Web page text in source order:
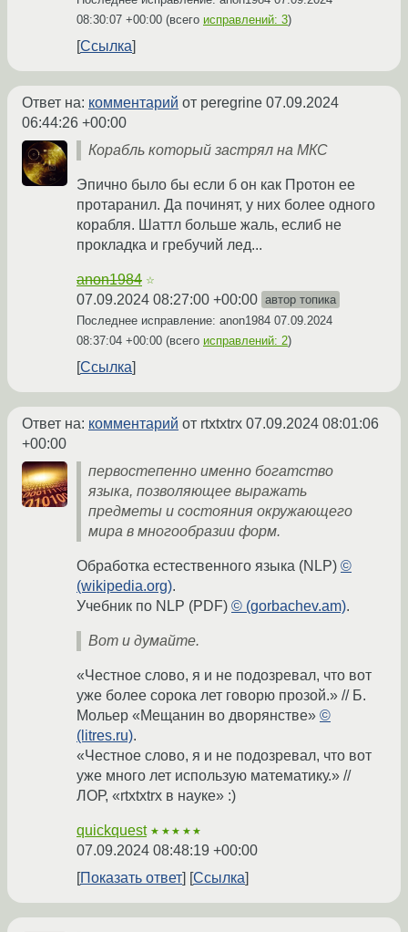
08:30:07 +00:00 (всего исправлений: 3)
Ссылка
Ответ на: комментарий от peregrine 07.09.2024
06:44:26 +00:00
Корабль который застрял на МКС
Эпично было бы если б он как Протон ее
протаранил. Да починят, у них более одного
корабля. Шаттл больше жаль, еслиб не
прокладка и гребучий лед...
anon1984 ☆
07.09.2024 08:27:00 +00:00 автор топика
Последнее исправление: anon1984 07.09.2024
08:37:04 +00:00 (всего исправлений: 2)
Ссылка
Ответ на: комментарий от rtxtxtrx 07.09.2024 08:01:06
+00:00
первостепенно именно богатство
языка, позволяющее выражать
предметы и состояния окружающего
мира в многообразии форм.
Обработка естественного языка (NLP) ©
(wikipedia.org).
Учебник по NLP (PDF) © (gorbachev.am).
Вот и думайте.
«Честное слово, я и не подозревал, что вот
уже более сорока лет говорю прозой.» // Б.
Мольер «Мещанин во дворянстве» ©
(litres.ru).
«Честное слово, я и не подозревал, что вот
уже много лет использую математику.» //
ЛОР, «rtxtxtrx в науке» :)
quickquest ★★★★★
07.09.2024 08:48:19 +00:00
Показать ответ
Ссылка